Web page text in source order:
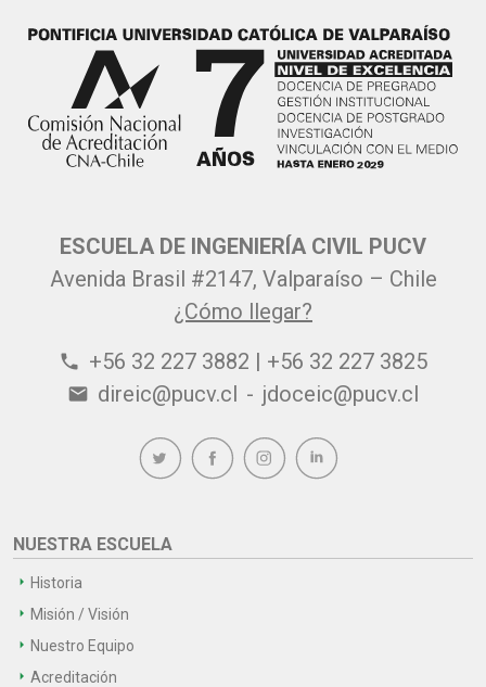
ESCUELA DE INGENIERÍA CIVIL PUCV
Avenida Brasil #2147, Valparaíso – Chile
¿Cómo llegar?
phone +56 32 227 3882 | +56 32 227 3825
email direic@pucv.cl - jdoceic@pucv.cl
NUESTRA ESCUELA
Historia
Misión / Visión
Nuestro Equipo
Acreditación